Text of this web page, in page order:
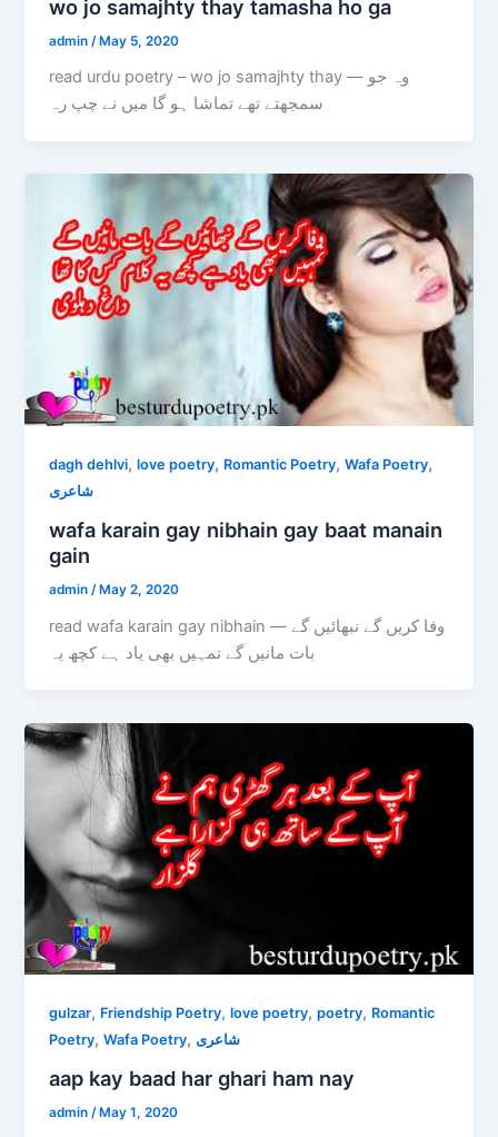
wo jo samajhty thay tamasha ho ga
admin /May 5, 2020
read urdu poetry – wo jo samajhty thay — وہ جو
سمجھتے تھے تماشا ہو گا میں نے چپ رہ
dagh dehlvi,love poetry, Romantic Poetry,Wafa Poetry,
شاعری
wafa karain gay nibhain gay baat manain
gain
admin /May 2, 2020
read wafa karain gay nibhain — وفا کریں گے نبھائیں گے
بات مانیں گے تمہیں بھی یاد ہے کچھ یہ
gulzar, Friendship Poetry,love poetry,poetry, Romantic
Poetry,Wafa Poetry,شاعری
aap kay baad har ghari ham nay
admin/May 1, 2020